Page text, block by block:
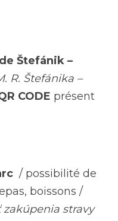
Štefánik –
R. Štefánika –
CODE présent
  / possibilité de
boissons /
stravy